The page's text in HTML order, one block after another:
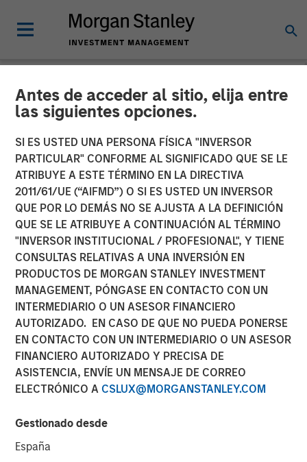
Antes de acceder al sitio, elija entre
las siguientes opciones.
SI ES USTED UNA PERSONA FÍSICA "INVERSOR
PARTICULAR" CONFORME AL SIGNIFICADO QUE SE LE
ATRIBUYE A ESTE TÉRMINO EN LA DIRECTIVA
2011/61/UE (“AIFMD”) O SI ES USTED UN INVERSOR
QUE POR LO DEMÁS NO SE AJUSTA A LA DEFINICIÓN
QUE SE LE ATRIBUYE A CONTINUACIÓN AL TÉRMINO
"INVERSOR INSTITUCIONAL / PROFESIONAL", Y TIENE
CONSULTAS RELATIVAS A UNA INVERSIÓN EN
PRODUCTOS DE MORGAN STANLEY INVESTMENT
MANAGEMENT, PÓNGASE EN CONTACTO CON UN
INTERMEDIARIO O UN ASESOR FINANCIERO
AUTORIZADO. EN CASO DE QUE NO PUEDA PONERSE
EN CONTACTO CON UN INTERMEDIARIO O UN ASESOR
FINANCIERO AUTORIZADO Y PRECISA DE
ASISTENCIA, ENVÍE UN MENSAJE DE CORREO
ELECTRÓNICO A CSLUX@MORGANSTANLEY.COM
Gestionado desde
España
NEWSROOM
Morgan Stanley Investment
Management debuts
Strategic Income strategy
in international
marketplace
07 MAYO 2026
LONDON— May 7, 2026
announced the global launch of Morgan Stanley
fund (Strategic Income Fund), a flexible, multi-sector